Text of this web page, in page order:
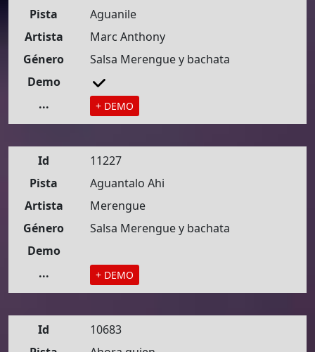
Pista
Aguanile
Artista
Marc Anthony
Género
Salsa Merengue y bachata
Demo
...
+ DEMO
Id
11227
Pista
Aguantalo Ahi
Artista
Merengue
Género
Salsa Merengue y bachata
Demo
...
+ DEMO
Id
10683